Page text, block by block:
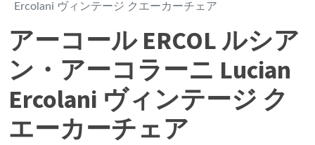
Ercolani ヴィンテージ クエーカーチェア
アーコール ERCOL ルシア
ン・アーコラーニ Lucian
Ercolani ヴィンテージ ク
エーカーチェア